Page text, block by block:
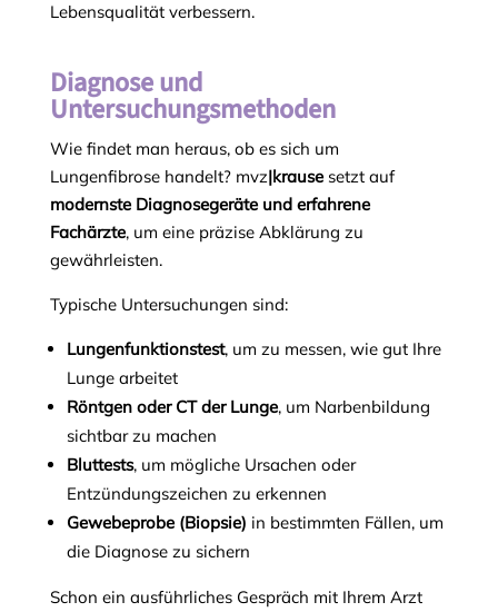
Lebensqualität verbessern.
Diagnose und
Untersuchungsmethoden
Wie findet man heraus, ob es sich um
Lungenfibrose handelt? mvz|krausesetzt auf
modernste Diagnosegeräte und erfahrene
Fachärzte, um eine präzise Abklärung zu
gewährleisten.
Typische Untersuchungen sind:
Lungenfunktionstest, um zu messen, wie gut Ihre
Lunge arbeitet
Röntgen oder CT der Lunge, um Narbenbildung
sichtbar zu machen
Bluttests, um mögliche Ursachen oder
Entzündungszeichen zu erkennen
Gewebeprobe (Biopsie) in bestimmten Fällen, um
die Diagnose zu sichern
Schon ein ausführliches Gespräch mit Ihrem Arzt